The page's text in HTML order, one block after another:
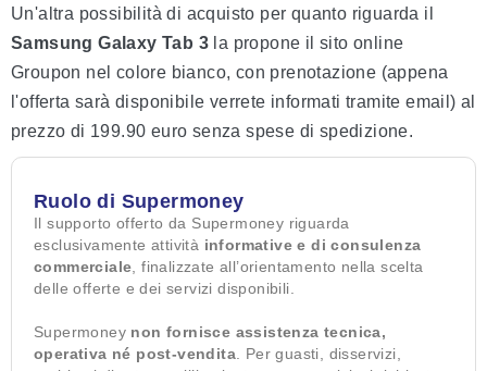
Un'altra possibilità di acquisto per quanto riguarda il
Samsung Galaxy Tab 3 la propone il sito online
Groupon nel colore bianco, con prenotazione (appena
l'offerta sarà disponibile verrete informati tramite email) al
prezzo di 199.90 euro senza spese di spedizione.
Ruolo di Supermoney
Il supporto offerto da Supermoney riguarda
esclusivamente attività informative e di consulenza
commerciale , finalizzate all’orientamento nella scelta
delle offerte e dei servizi disponibili.
Supermoney non fornisce assistenza tecnica,
operativa né post-vendita . Per guasti, disservizi,